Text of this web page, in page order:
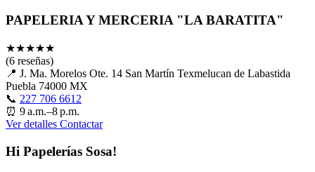
PAPELERIA Y MERCERIA "LA BARATITA"
★★★★★
(6 reseñas)
📍 J. Ma. Morelos Ote. 14 San Martín Texmelucan de Labastida
Puebla 74000 MX
📞 227 706 6612
⏰ 9 a.m.–8 p.m.
Ver detalles Contactar
Hi Papelerías Sosa!